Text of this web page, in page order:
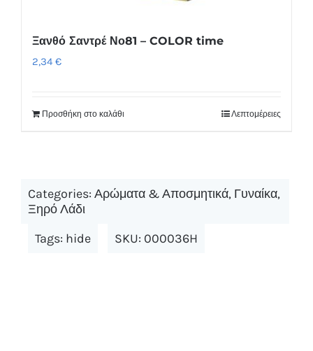
Ξανθό Σαντρέ Νο81 – COLOR time
2,34 €
Προσθήκη στο καλάθι Λεπτομέρειες
Categories: Αρώματα & Αποσμητικά, Γυναίκα,
Ξηρό Λάδι
Tags: hide SKU: 000036H